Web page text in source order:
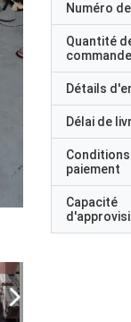
Numéro
Quantité
Détails
Délai de
paiement
Capacité